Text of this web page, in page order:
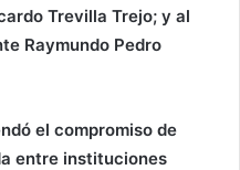
Trevilla Trejo; y al
Raymundo Pedro
el compromiso de
entre instituciones